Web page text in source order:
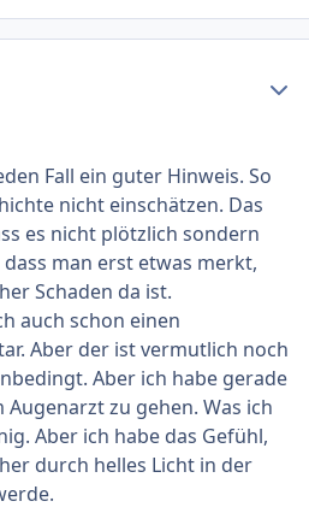
Fall ein guter Hinweis. So
nicht einschätzen. Das
es nicht plötzlich sondern
man erst etwas merkt,
Schaden da ist.
auch schon einen
Aber der ist vermutlich noch
Aber ich habe gerade
zu gehen. Was ich
Aber ich habe das Gefühl,
durch helles Licht in der